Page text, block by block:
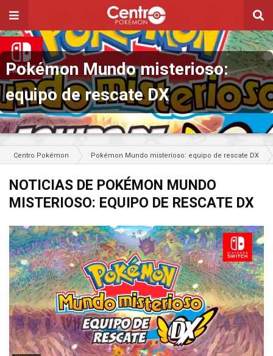
Pokémon Mundo misterioso:
equipo de rescate DX
Centro Pokémon Pokémon Mundo misterioso: equipo de rescate DX
NOTICIAS DE POKÉMON MUNDO
MISTERIOSO: EQUIPO DE RESCATE DX